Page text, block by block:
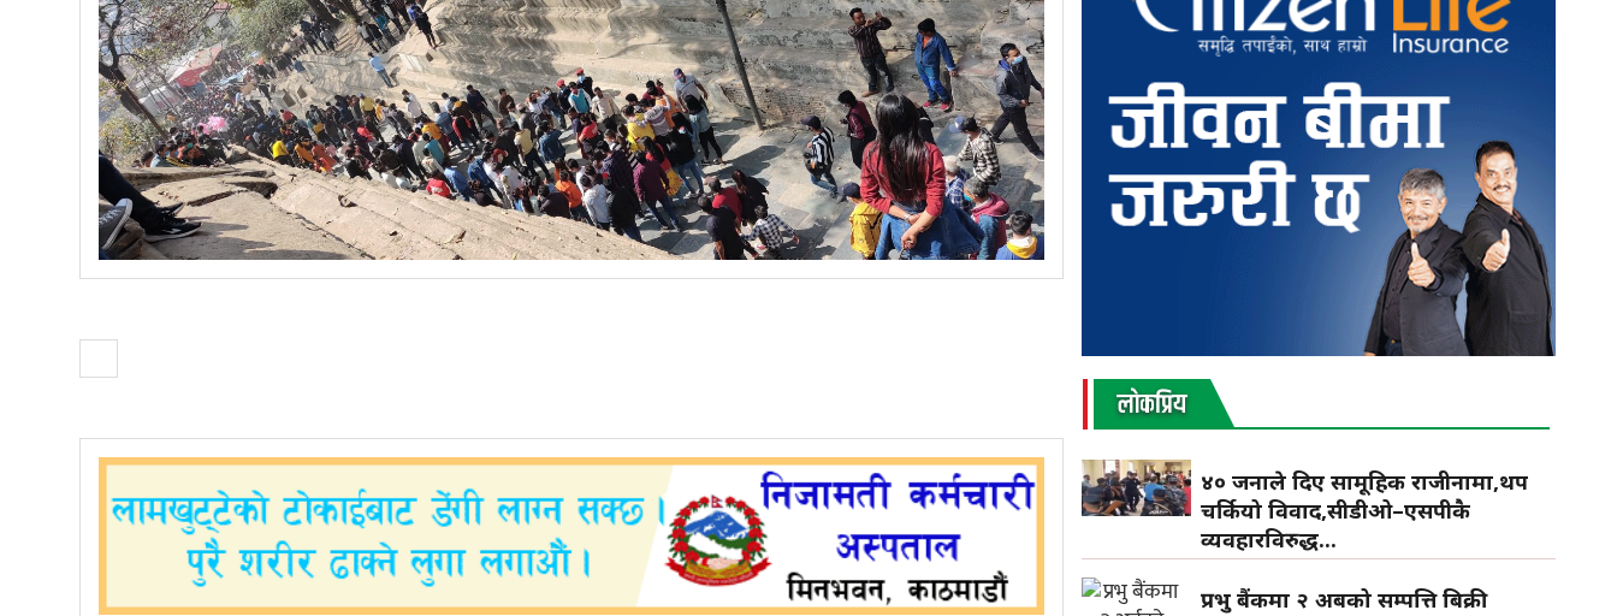
लाेकप्रिय
४० जनाले दिए सामूहिक राजीनामा,थप
चर्कियो विवाद,सीडीओ–एसपीकै
व्यवहारविरुद्ध...
प्रभु बैंकमा २ अर्बको सम्पत्ति बिक्री